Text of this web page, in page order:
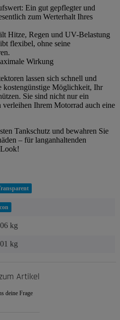
Ein gut gepflegter und
zum Werterhalt Ihres
Hitze, Regen und UV-Belastung
flexibel, ohne seine
Wirkung
lassen sich schnell und
kostengünstige Möglichkeit, Ihr
Sie sind nicht nur ein
verleihen Ihrem Motorrad auch eine
Tankschutz und bewahren Sie
– für langanhaltenden
kg
kg
Artikel
deine Frage